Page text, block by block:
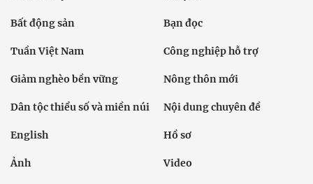
Bất động sản Bạn đọc
Tuần Việt Nam Công nghiệp hỗ trợ
Giảm nghèo bền vững Nông thôn mới
Dân tộc thiểu số và miền núi Nội dung chuyên đề
English Hồ sơ
Ảnh Video